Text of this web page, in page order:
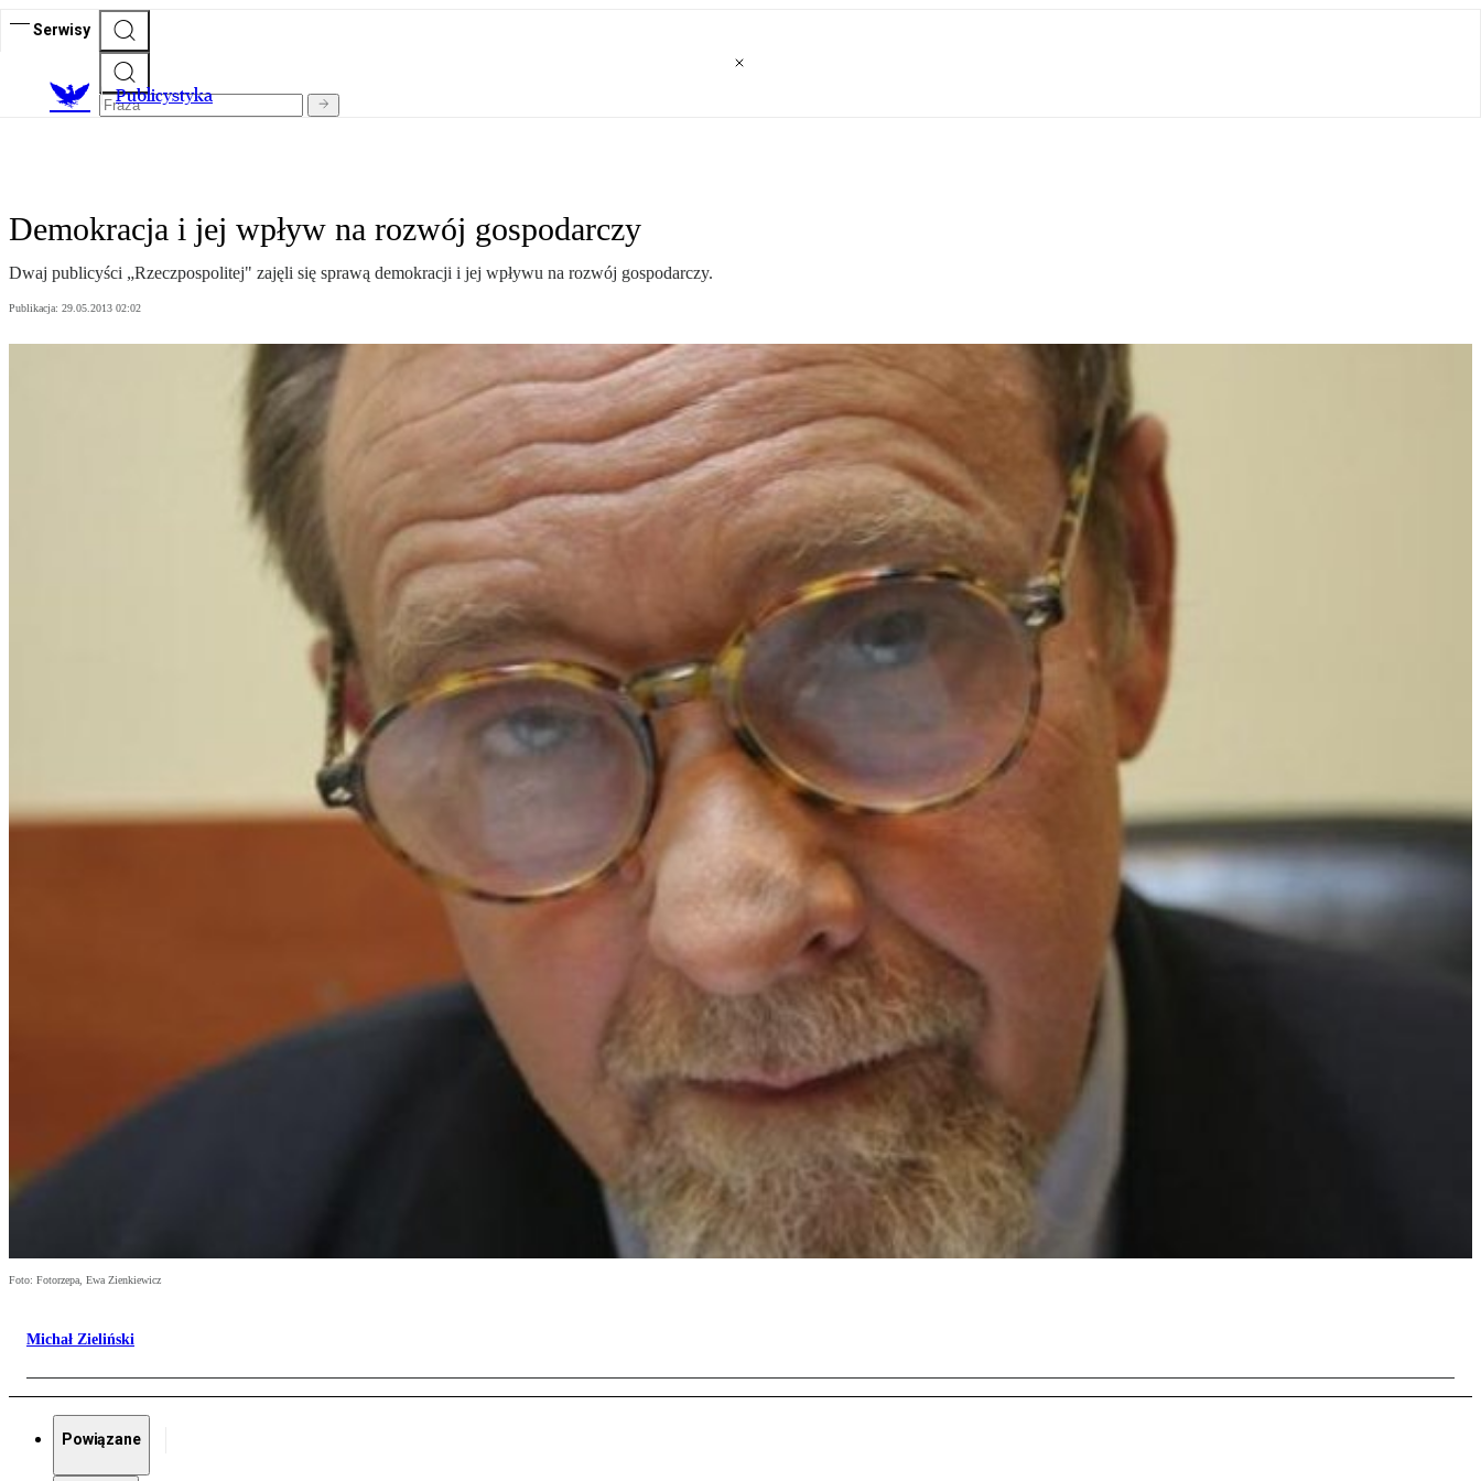
Serwisy
Publicystyka
Demokracja i jej wpływ na rozwój gospodarczy
Dwaj publicyści „Rzeczpospolitej" zajęli się sprawą demokracji i jej wpływu na rozwój gospodarczy.
Publikacja: 29.05.2013 02:02
Foto: Fotorzepa, Ewa Zienkiewicz
Michał Zieliński
Powiązane